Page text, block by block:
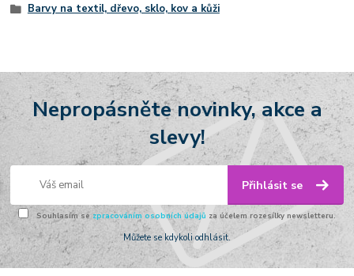
Barvy na textil, dřevo, sklo, kov a kůži
Nepropásněte novinky, akce a
slevy!
Přihlásit se
Souhlasím se zpracováním osobních údajů za účelem rozesílky newsletteru.
Můžete se kdykoli odhlásit.